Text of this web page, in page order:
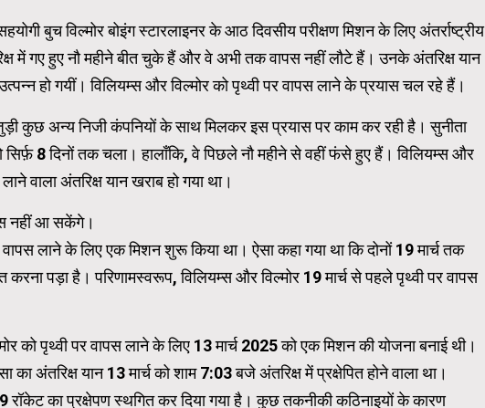
बुच विल्मोर बोइंग स्टारलाइनर के आठ दिवसीय परीक्षण मिशन के लिए अंतर्राष्ट्रीय
में गए हुए नौ महीने बीत चुके हैं और वे अभी तक वापस नहीं लौटे हैं। उनके अंतरिक्ष यान
हो गयीं। विलियम्स और विल्मोर को पृथ्वी पर वापस लाने के प्रयास चल रहे हैं।
कुछ अन्य निजी कंपनियों के साथ मिलकर इस प्रयास पर काम कर रही है। सुनीता
8 दिनों तक चला। हालाँकि, वे पिछले नौ महीने से वहीं फंसे हुए हैं। विलियम्स और
वाला अंतरिक्ष यान खराब हो गया था।
नहीं आ सकेंगे।
लाने के लिए एक मिशन शुरू किया था। ऐसा कहा गया था कि दोनों 19 मार्च तक
पड़ा है। परिणामस्वरूप, विलियम्स और विल्मोर 19 मार्च से पहले पृथ्वी पर वापस
को पृथ्वी पर वापस लाने के लिए 13 मार्च 2025 को एक मिशन की योजना बनाई थी।
का अंतरिक्ष यान 13 मार्च को शाम 7:03 बजे अंतरिक्ष में प्रक्षेपित होने वाला था।
का प्रक्षेपण स्थगित कर दिया गया है। कुछ तकनीकी कठिनाइयों के कारण